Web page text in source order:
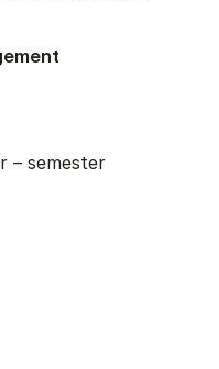
– semester